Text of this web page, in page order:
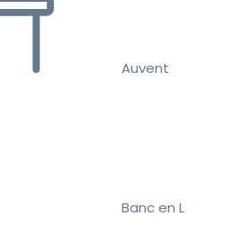
Auvent
Banc en L